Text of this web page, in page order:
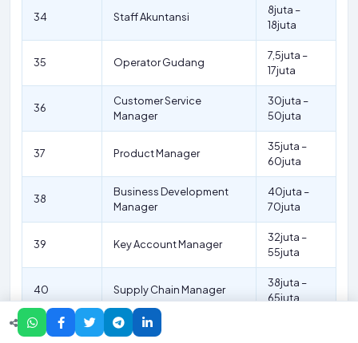
34 Staff Akuntansi
8juta –
18juta
35 Operator Gudang
7,5juta –
17juta
36
Customer Service
Manager
30juta –
50juta
37 Product Manager
35juta –
60juta
38
Business Development
Manager
40juta –
70juta
39 Key Account Manager
32juta –
55juta
40 Supply Chain Manager
38juta –
65juta
41 Quality Control Manager